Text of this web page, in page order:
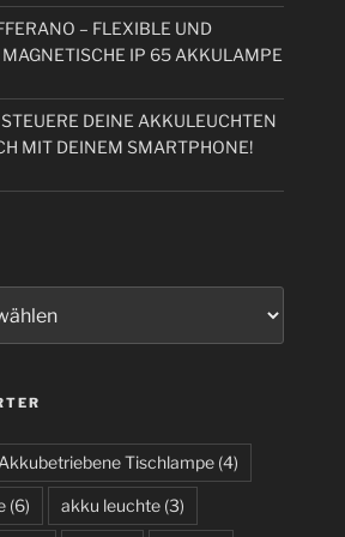
– FLEXIBLE UND
MAGNETISCHE IP 65 AKKULAMPE
DEINE AKKULEUCHTEN
MIT DEINEM SMARTPHONE!
Akkubetriebene Tischlampe(4)
(6) akku leuchte(3)